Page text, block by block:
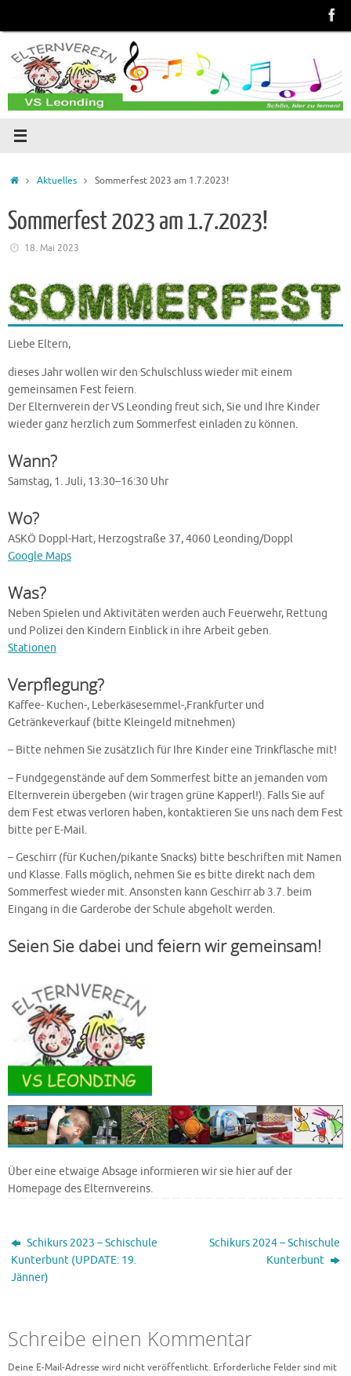
springen
StartAktuelles Sommerfest 2023 am 1.7.2023!
Sommerfest 2023 am 1.7.2023!
18. Mai 2023
Liebe Eltern,
dieses Jahr wollen wir den Schulschluss wieder mit einem
gemeinsamen Fest feiern.
Der Elternverein der VS Leonding freut sich, Sie und Ihre Kinder
wieder ganz herzlich zum Sommerfest einladen zu können.
Wann?
Samstag, 1. Juli, 13:30–16:30 Uhr
Wo?
ASKÖ Doppl-Hart, Herzogstraße 37, 4060 Leonding/Doppl
Google Maps
Was?
Neben Spielen und Aktivitäten werden auch Feuerwehr, Rettung
und Polizei den Kindern Einblick in ihre Arbeit geben.
Stationen
Verpflegung?
Kaffee- Kuchen-, Leberkäsesemmel-,Frankfurter und
Getränkeverkauf (bitte Kleingeld mitnehmen)
– Bitte nehmen Sie zusätzlich für Ihre Kinder eine Trinkflasche mit!
– Fundgegenstände auf dem Sommerfest bitte an jemanden vom
Elternverein übergeben (wir tragen grüne Kapperl!). Falls Sie auf
dem Fest etwas verloren haben, kontaktieren Sie uns nach dem Fest
bitte per E-Mail.
– Geschirr (für Kuchen/pikante Snacks) bitte beschriften mit Namen
und Klasse. Falls möglich, nehmen Sie es bitte direkt nach dem
Sommerfest wieder mit. Ansonsten kann Geschirr ab 3.7. beim
Eingang in die Garderobe der Schule abgeholt werden.
Seien Sie dabei und feiern wir gemeinsam!
Über eine etwaige Absage informieren wir sie hier auf der
Homepage des Elternvereins.
Schikurs 2023 – Schischule
Kunterbunt (UPDATE: 19.
Jänner)
Schikurs 2024 – Schischule
Kunterbunt
Schreibe einen Kommentar
Deine E-Mail-Adresse wird nicht veröffentlicht. Erforderliche Felder sind mit